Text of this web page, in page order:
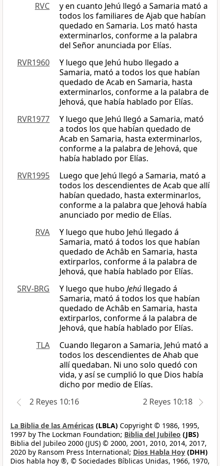
RVC
y en cuanto Jehú llegó a Samaria mató a
todos los familiares de Ajab que habían
quedado en Samaria. Los mató hasta
exterminarlos, conforme a la palabra
del Señor anunciada por Elías.
RVR1960
Y luego que Jehú hubo llegado a
Samaria, mató a todos los que habían
quedado de Acab en Samaria, hasta
exterminarlos, conforme a la palabra de
Jehová, que había hablado por Elías.
RVR1977
Y luego que Jehú llegó a Samaria, mató
a todos los que habían quedado de
Acab en Samaria, hasta exterminarlos,
conforme a la palabra de Jehová, que
había hablado por Elías.
RVR1995
Luego que Jehú llegó a Samaria, mató a
todos los descendientes de Acab que allí
habían quedado, hasta exterminarlos,
conforme a la palabra que Jehová había
anunciado por medio de Elías.
RVA
Y luego que hubo Jehú llegado á
Samaria, mató á todos los que habían
quedado de Achâb en Samaria, hasta
extirparlos, conforme á la palabra de
Jehová, que había hablado por Elías.
SRV-BRG
Y luego que hubo Jehú llegado á
Samaria, mató á todos los que habían
quedado de Achâb en Samaria, hasta
extirparlos, conforme á la palabra de
Jehová, que había hablado por Elías.
TLA
Cuando llegaron a Samaria, Jehú mató a
todos los descendientes de Ahab que
allí quedaban. Ni uno solo quedó con
vida, y así se cumplió lo que Dios había
dicho por medio de Elías.
2 Reyes 10:16
2 Reyes 10:18
La Biblia de las Américas (LBLA) Copyright © 1986, 1995,
1997 by The Lockman Foundation; Biblia del Jubileo (JBS)
Biblia del Jubileo 2000 (JUS) © 2000, 2001, 2010, 2014, 2017,
2020 by Ransom Press International; Dios Habla Hoy (DHH)
Dios habla hoy ®, © Sociedades Bíblicas Unidas, 1966, 1970,